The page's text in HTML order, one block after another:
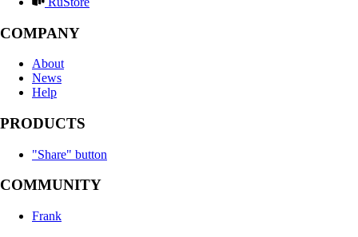
COMPANY
About
News
Help
PRODUCTS
"Share" button
COMMUNITY
Frank